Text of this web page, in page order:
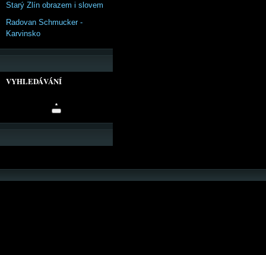
Starý Zlín obrazem i slovem
Radovan Schmucker -
Karvinsko
VYHLEDÁVÁNÍ